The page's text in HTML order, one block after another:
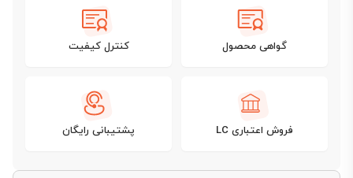
گواهی محصول کنترل کیفیت
فروش اعتباری LC پشتیبانی رایگان